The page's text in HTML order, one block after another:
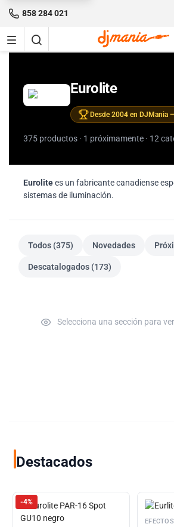
858 284 021
Eurolite
Desde 2004 en DJMania
375 productos · 1 próximamente · 12
Eurolitees un fabricante canadiense
sistemas de iluminación.
Todos (375) Novedades
Descatalogados (173)
Selecciona una sección para
Destacados
-4%